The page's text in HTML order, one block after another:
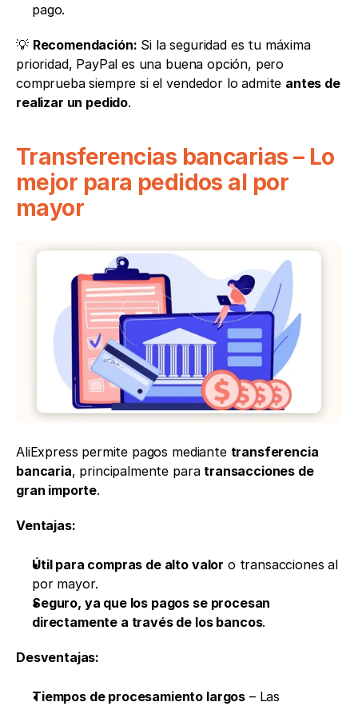
pago.
💡 Recomendación: Si la seguridad es tu máxima
prioridad, PayPal es una buena opción, pero
comprueba siempre si el vendedor lo admite antes de
realizar un pedido.
Transferencias bancarias – Lo
mejor para pedidos al por
mayor
AliExpress permite pagos mediante transferencia
bancaria, principalmente para transacciones de
gran importe.
Ventajas:
Útil para compras de alto valor o transacciones al
por mayor.
Seguro, ya que los pagos se procesan
directamente a través de los bancos.
Desventajas:
Tiempos de procesamiento largos – Las